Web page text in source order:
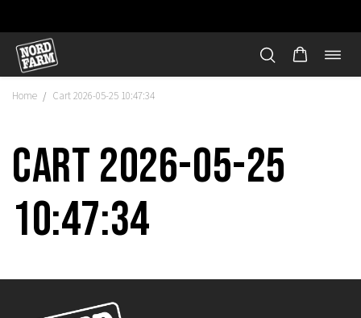
Hoppa
innehåll
Home / Cart 2026-05-25 10:47:34
Cart 2026-05-25
10:47:34